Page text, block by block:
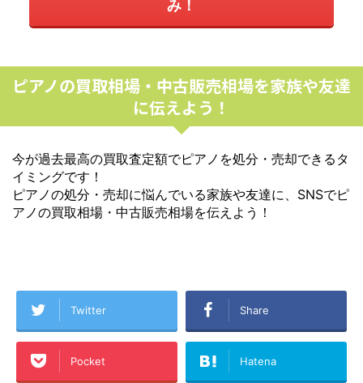
み！
ピアノの買取相場・中古販売相場を家族や友達
に伝えよう！
今が過去最高の買取査定額でピアノを処分・売却できるタ
イミングです！
ピアノの処分・売却に悩んでいる家族や友達に、SNSでピ
アノの買取相場・中古販売相場を伝えよう！
Twitter Share
Pocket Hatena